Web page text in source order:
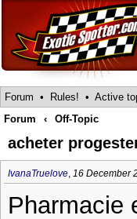
Forum • Rules! • Active
Forum
‹ Off-Topic
acheter
IvanaTruelove, 16 December
Pharmacie